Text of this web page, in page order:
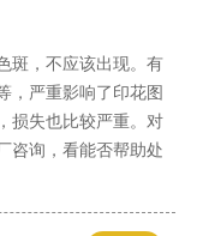
斑，不应该出现。有
，严重影响了印花图
损失也比较严重。对
咨询，看能否帮助处